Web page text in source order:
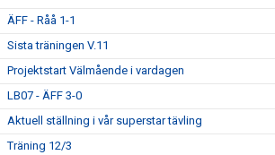
ÄFF - Råå 1-1
Sista träningen V.11
Projektstart Välmående i vardagen
LB07 - ÄFF 3-0
Aktuell ställning i vår superstar tävling
Träning 12/3